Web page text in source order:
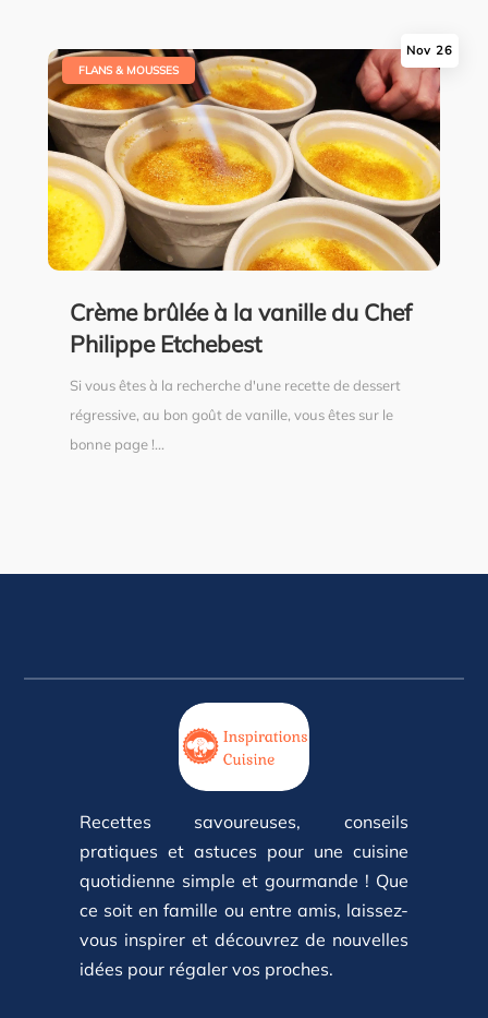
Crème brûlée à la vanille du Chef
Philippe Etchebest
Nov 26
FLANS & MOUSSES
Si vous êtes à la recherche d'une recette de dessert
régressive, au bon goût de vanille, vous êtes sur le
bonne page !...
Recettes savoureuses, conseils
pratiques et astuces pour une cuisine
quotidienne simple et gourmande ! Que
ce soit en famille ou entre amis, laissez-
vous inspirer et découvrez de nouvelles
idées pour régaler vos proches.